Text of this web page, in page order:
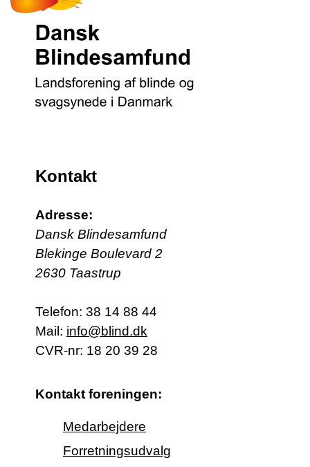
Kontakt
Adresse:
Dansk Blindesamfund
Blekinge Boulevard 2
2630 Taastrup
Telefon: 38 14 88 44
Mail: info@blind.dk
CVR-nr: 18 20 39 28
Kontakt foreningen:
Medarbejdere
Forretningsudvalg